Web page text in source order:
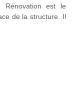
est le
de la structure. Il